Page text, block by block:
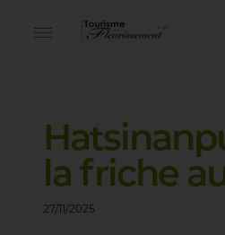
Email *
Mot de passe *
la friche
27/11/2025